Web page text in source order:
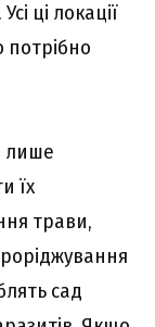
ці локації
потрібно
лише
їх
трави,
сад